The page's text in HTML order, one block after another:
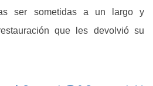
ser sometidas a un largo y
que les devolvió su